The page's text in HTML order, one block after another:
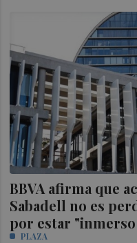
BBVA afirma que
Sabadell no es
por estar
PLAZA